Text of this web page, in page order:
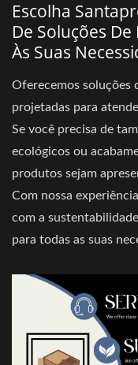
Escolha
De Soluções
Às Suas
Oferecemos soluções
projetadas para
Se você precisa de
ecológicos ou
produtos sejam
Com nossa
com a
para todas as suas